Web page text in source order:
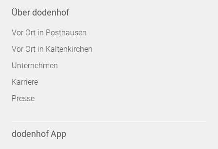
Über dodenhof
Vor Ort in Posthausen
Vor Ort in Kaltenkirchen
Unternehmen
Karriere
Presse
dodenhof App